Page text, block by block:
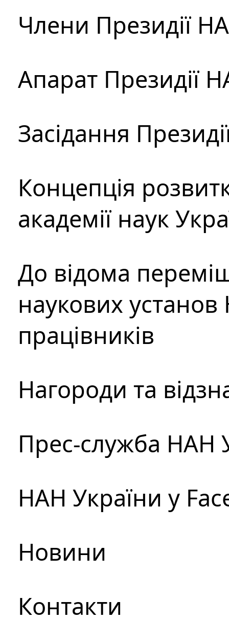
Члени Президії
Апарат Президії
Засідання
Концепція
академії наук
До відома
наукових установ
працівників
Нагороди та
Прес-служба НАН
НАН України у
Новини
Контакти